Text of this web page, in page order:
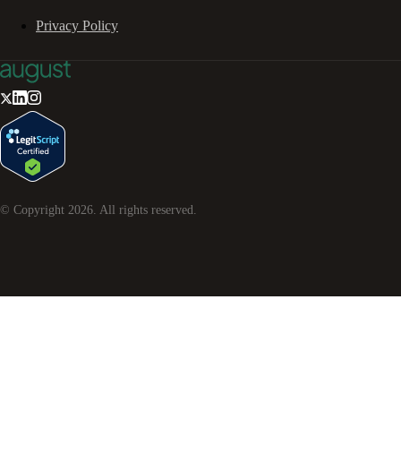
Privacy Policy
© Copyright 2026 . All rights reserved.